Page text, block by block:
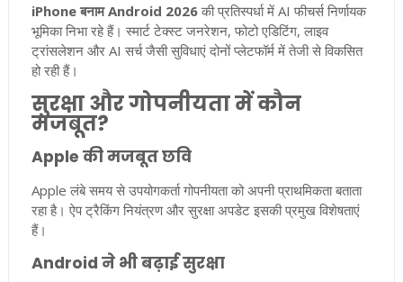
iPhone बनाम Android 2026की प्रतिस्पर्धा में AI फीचर्स निर्णायक
भूमिका निभा रहे हैं। स्मार्ट टेक्स्ट जनरेशन, फोटो एडिटिंग, लाइव
ट्रांसलेशन और AI सर्च जैसी सुविधाएं दोनों प्लेटफॉर्म में तेजी से विकसित
हो रही हैं।
सुरक्षा और गोपनीयता में कौन
मजबूत?
Apple की मजबूत छवि
Apple लंबे समय से उपयोगकर्ता गोपनीयता को अपनी प्राथमिकता बताता
रहा है। ऐप ट्रैकिंग नियंत्रण और सुरक्षा अपडेट इसकी प्रमुख विशेषताएं
हैं।
Android ने भी बढ़ाई सुरक्षा